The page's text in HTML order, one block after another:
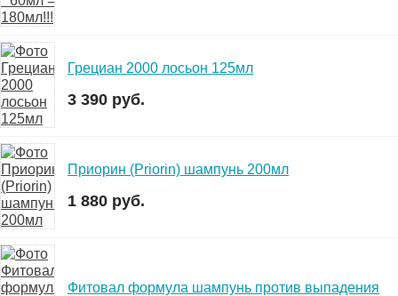
Грециан 2000 лосьон 125мл
3 390 руб.
Приорин (Priorin) шампунь 200мл
1 880 руб.
Фитовал формула шампунь против выпадения